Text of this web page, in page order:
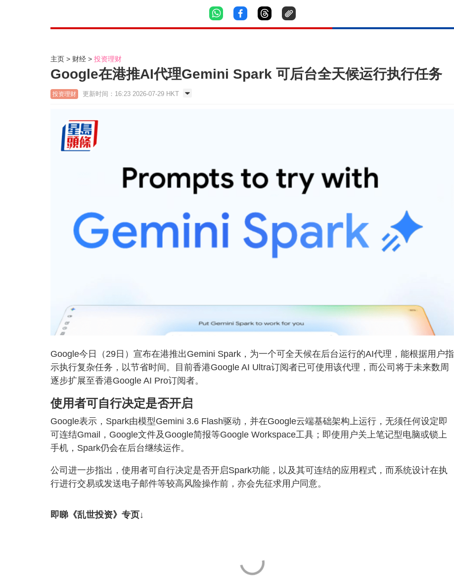
主页 财经 投资理财
Google在港推AI代理Gemini Spark 可后台全天候运行执行任务
投资理财 更新时间：16:23 2026-07-29 HKT
Google今日（29日）宣布在港推出Gemini Spark，为一个可全天候在后台运行的AI代理，能根据用户指
示执行复杂任务，以节省时间。目前香港Google AI Ultra订阅者已可使用该代理，而公司将于未来数周
逐步扩展至香港Google AI Pro订阅者。
使用者可自行决定是否开启
Google表示，Spark由模型Gemini 3.6 Flash驱动，并在Google云端基础架构上运行，无须任何设定即
可连结Gmail，Google文件及Google简报等Google Workspace工具；即使用户关上笔记型电脑或锁上
手机，Spark仍会在后台继续运作。
公司进一步指出，使用者可自行决定是否开启Spark功能，以及其可连结的应用程式，而系统设计在执
行进行交易或发送电子邮件等较高风险操作前，亦会先征求用户同意。
即睇《乱世投资》专页↓